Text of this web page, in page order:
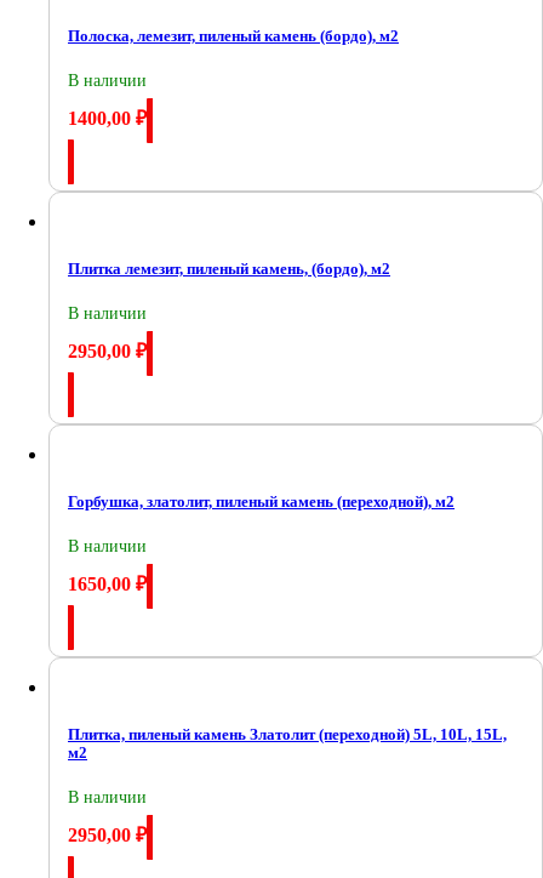
Полоска, лемезит, пиленый камень (бордо), м2
В наличии
1400,00 ₽
Плитка лемезит, пиленый камень, (бордо), м2
В наличии
2950,00 ₽
Горбушка, златолит, пиленый камень (переходной), м2
В наличии
1650,00 ₽
Плитка, пиленый камень Златолит (переходной) 5L, 10L, 15L,
м2
В наличии
2950,00 ₽